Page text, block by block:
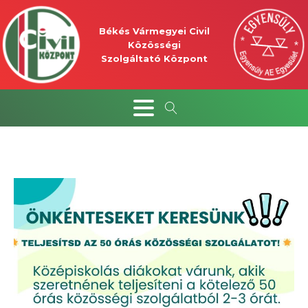
Békés Vármegyei Civil
Közösségi
Szolgáltató Központ